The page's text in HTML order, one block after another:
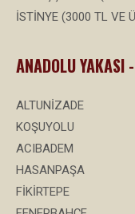
İSTİNYE (3000 TL VE
ANADOLU
ALTUNİZADE
KOŞUYOLU
ACIBADEM
HASANPAŞA
FİKİRTEPE